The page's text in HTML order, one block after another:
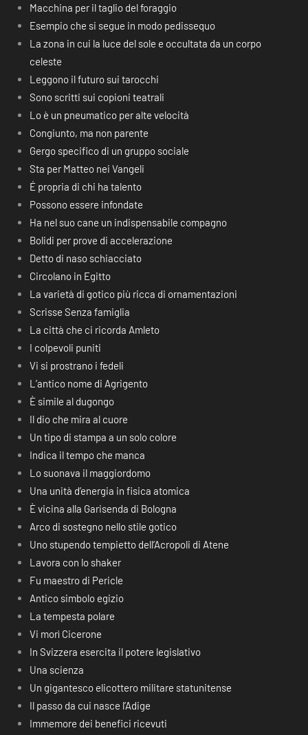
Macchina per il taglio del foraggio
Esempio che si segue in modo pedissequo
La zona in cui la luce del sole e occultata da un corpo
celeste
Leggono il futuro sui tarocchi
Sono scritti sui copioni teatrali
Lo è un pneumatico per alte velocità
Congiunto, ma non parente
Gergo specifico di un gruppo sociale
Sta per Matteo nei Vangeli
É propria di chi ha talento
Possono essere infondate
Ha nel suo cane un indispensabile compagno
Bolidi per prove di accelerazione
Detto di naso schiacciato
Circolano in Egitto
La varietà di gotico più ricca di ornamentazioni
Scrisse Senza famiglia
La città che ci ricorda Amleto
I colpevoli puniti
Vi si prostrano i fedeli
L’antico nome di Agrigento
È simile al dugongo
Il dio che mira al cuore
Un tipo di stampa a un solo colore
Indica il tempo che manca
Lo suonava il maggiordomo
Una unità d’energia in fisica atomica
È vicina alla Garisenda di Bologna
Arco di sostegno nello stile gotico
Uno stupendo tempietto dell’Acropoli di Atene
Lavora con lo shaker
Fu maestro di Pericle
Antico simbolo egizio
La tempesta polare
Vi morì Cicerone
In Svizzera esercita il potere legislativo
Una scienza
Un gigantesco elicottero militare statunitense
Il passo da cui nasce l’Adige
Immemore dei benefici ricevuti